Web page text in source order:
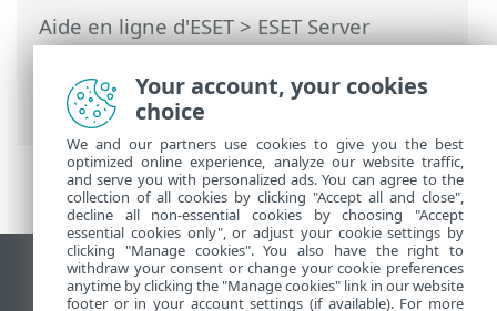
Aide en ligne d'ESET>ESET Server
Security>Utiliser ESET Server Security>
Outils>
Envoyer les échantillons pour
analyse...
> Fichier suspect
Afficher le site pour ordinateur de bureau
Your account, your cookies
choice
We and our partners use cookies to give you the best
optimized online experience, analyze our website traffic,
and serve you with personalized ads. You can agree to the
collection of all cookies by clicking "Accept all and close",
decline all non-essential cookies by choosing "Accept
essential cookies only", or adjust your cookie settings by
clicking "Manage cookies". You also have the right to
withdraw your consent or change your cookie preferences
anytime by clicking the "Manage cookies" link in our website
footer or in your account settings (if available). For more